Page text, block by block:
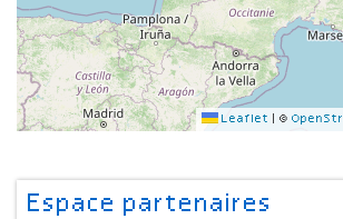
Leaflet ©
Espace partenaires